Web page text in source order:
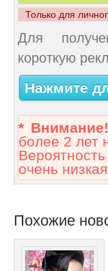
Только для
Для
короткую
Нажмите
* Внимание!
более 2 лет
очень
Похожие